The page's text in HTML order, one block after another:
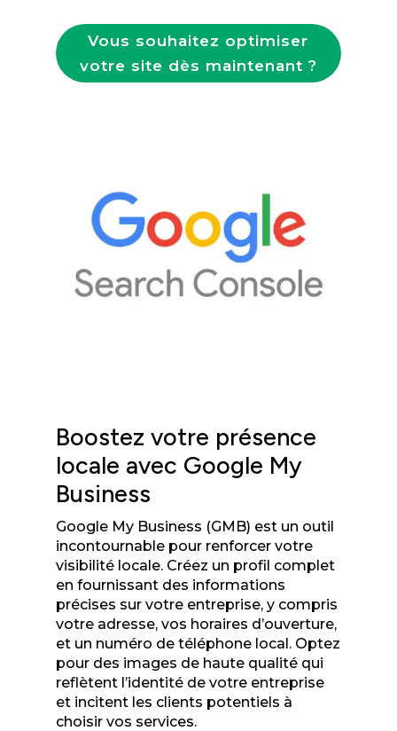
Vous souhaitez optimiser
votre site dès maintenant ?
Boostez votre présence
locale avec Google My
Business
Google My Business (GMB) est un outil
incontournable pour renforcer votre
visibilité locale. Créez un profil complet
en fournissant des informations
précises sur votre entreprise, y compris
votre adresse, vos horaires d’ouverture,
et un numéro de téléphone local. Optez
pour des images de haute qualité qui
reflètent l’identité de votre entreprise
et incitent les clients potentiels à
choisir vos services.